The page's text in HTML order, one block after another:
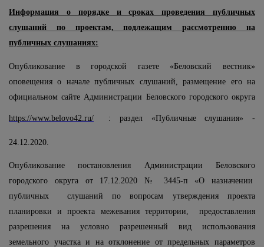
Информация о порядке и сроках проведения публичных
слушаний по проектам, подлежащим рассмотрению на
публичных слушаниях:
Опубликование в городской газете «Беловский вестник»
оповещения о начале публичных слушаний, размещение его на
официальном сайте Администрации Беловского городского округа
https://www.belovo42.ru/ : раздел «Публичные слушания» -
24.12.2020.
Опубликование постановления Администрации Беловского
городского округа от 17.12.2020 № 3445-п «О назначении
публичных слушаний по вопросам утверждения проекта
планировки и проекта межевания территории,
предоставления
разрешения на условно разрешенный вид использования
земельного участка и на отклонение от предельных параметров